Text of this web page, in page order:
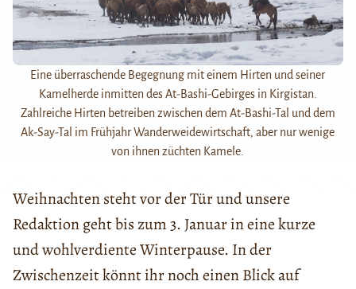
Eine überraschende Begegnung mit einem Hirten und seiner
Kamelherde inmitten des At-Bashi-Gebirges in Kirgistan.
Zahlreiche Hirten betreiben zwischen dem At-Bashi-Tal und dem
Ak-Say-Tal im Frühjahr Wanderweidewirtschaft, aber nur wenige
von ihnen züchten Kamele.
Weihnachten steht vor der Tür und unsere
Redaktion geht bis zum 3. Januar in eine kurze
und wohlverdiente Winterpause. In der
Zwischenzeit könnt ihr noch einen Blick auf